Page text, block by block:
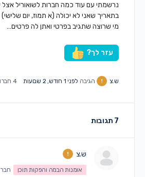
נרשמתי עם עוד כמה חברות לשואוריל אצל
בתאריך שאני לא יכולה (א תמוז, יום שלישי)
מי שרוצה שתגיב בפרטי ואתן לה פרטים…
עזר לך?
ש.צ הגיבהלפני 1 חודש, 2 שבועות 4 חברות
7 תגובות
ש.צ
אומנות הבמה והפקות תוכן